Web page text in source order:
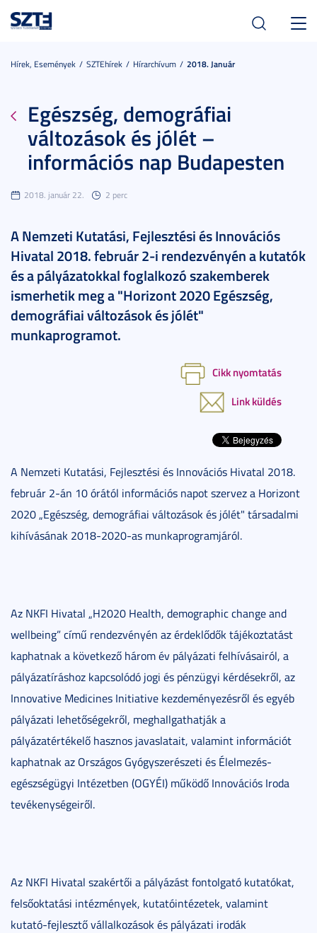
Hírek, Események SZTEhírek Hírarchívum 2018. Január
Egészség, demográfiai
változások és jólét –
információs nap Budapesten
2018. január 22. 2 perc
A Nemzeti Kutatási, Fejlesztési és Innovációs
Hivatal 2018. február 2-i rendezvényén a kutatók
és a pályázatokkal foglalkozó szakemberek
ismerhetik meg a "Horizont 2020 Egészség,
demográfiai változások és jólét"
munkaprogramot.
Cikk nyomtatás
Link küldés
A Nemzeti Kutatási, Fejlesztési és Innovációs Hivatal 2018.
február 2-án 10 órától információs napot szervez a Horizont
2020 „Egészség, demográfiai változások és jólét" társadalmi
kihívásának 2018-2020-as munkaprogramjáról.
Az NKFI Hivatal „H2020 Health, demographic change and
wellbeing” című rendezvényén az érdeklődők tájékoztatást
kaphatnak a következő három év pályázati felhívásairól, a
pályázatíráshoz kapcsolódó jogi és pénzügyi kérdésekről, az
Innovative Medicines Initiative kezdeményezésről és egyéb
pályázati lehetőségekről, meghallgathatják a
pályázatértékelő hasznos javaslatait, valamint információt
kaphatnak az Országos Gyógyszerészeti és Élelmezés-
egészségügyi Intézetben (OGYÉI) működő Innovációs Iroda
tevékenységeiről.
Az NKFI Hivatal szakértői a pályázást fontolgató kutatókat,
felsőoktatási intézmények, kutatóintézetek, valamint
kutató-fejlesztő vállalkozások és pályázati irodák